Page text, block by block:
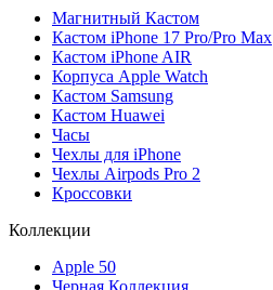
Магнитный Кастом
Кастом iPhone 17 Pro/Pro Max
Кастом iPhone AIR
Корпуса Apple Watch
Кастом Samsung
Кастом Huawei
Часы
Чехлы для iPhone
Чехлы Airpods Pro 2
Кроссовки
Коллекции
Apple 50
Черная Коллекция